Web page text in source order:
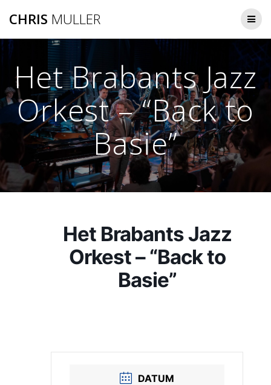
inhoud
CHRIS MULLER
Het Brabants Jazz
Orkest – “Back to
Basie”
Het Brabants Jazz
Orkest – “Back to
Basie”
DATUM